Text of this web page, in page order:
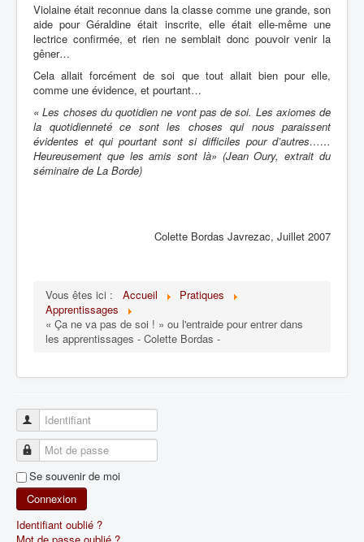
Violaine était reconnue dans la classe comme une grande, son
aide pour Géraldine était inscrite, elle était elle-même une
lectrice confirmée, et rien ne semblait donc pouvoir venir la
gêner…
Cela allait forcément de soi que tout allait bien pour elle,
comme une évidence, et pourtant…
« Les choses du quotidien ne vont pas de soi. Les axiomes de
la quotidienneté ce sont les choses qui nous paraissent
évidentes et qui pourtant sont si difficiles pour d’autres……
Heureusement que les amis sont là» (Jean Oury, extrait du
séminaire de La Borde)
Colette Bordas Javrezac, Juillet 2007
Vous êtes ici : Accueil
Pratiques
Apprentissages
« Ça ne va pas de soi ! » ou l'entraide pour entrer dans
les apprentissages - Colette Bordas -
Identifiant
Mot de passe
Se souvenir de moi
Connexion
Identifiant oublié ?
Mot de passe oublié ?